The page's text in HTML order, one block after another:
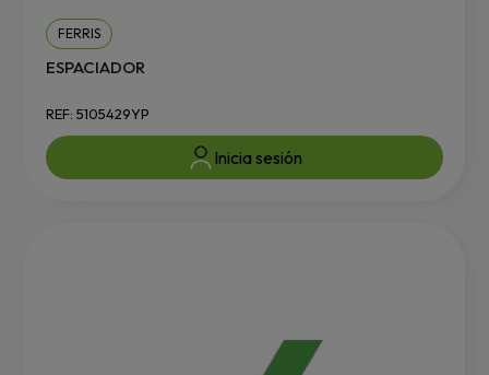
FERRIS
ESPACIADOR
REF: 5105429YP
Inicia sesión